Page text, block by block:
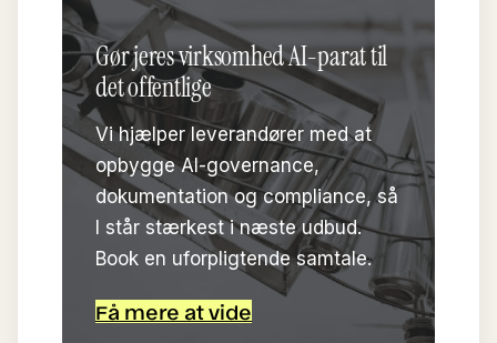
Gør jeres virksomhed AI-parat til
det offentlige
Vi hjælper leverandører med at
opbygge AI-governance,
dokumentation og compliance, så
I står stærkest i næste udbud.
Book en uforpligtende samtale.
Få mere at vide